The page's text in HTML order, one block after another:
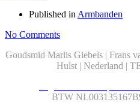
Published inArmbanden
No Comments
Goudsmid Marlis Giebels | Frans
Hulst | Nederland |
BTW